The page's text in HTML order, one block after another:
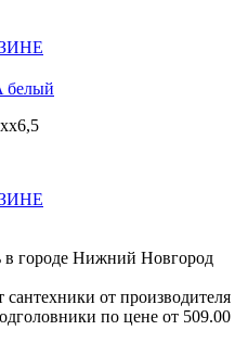
белый
в городе Нижний Новгород
от производителя
по цене от 509.00